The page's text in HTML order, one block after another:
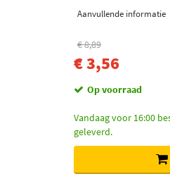
Aanvullende informatie
€ 8,89
€ 3,56
Op voorraad
Vandaag voor 16:00
geleverd.